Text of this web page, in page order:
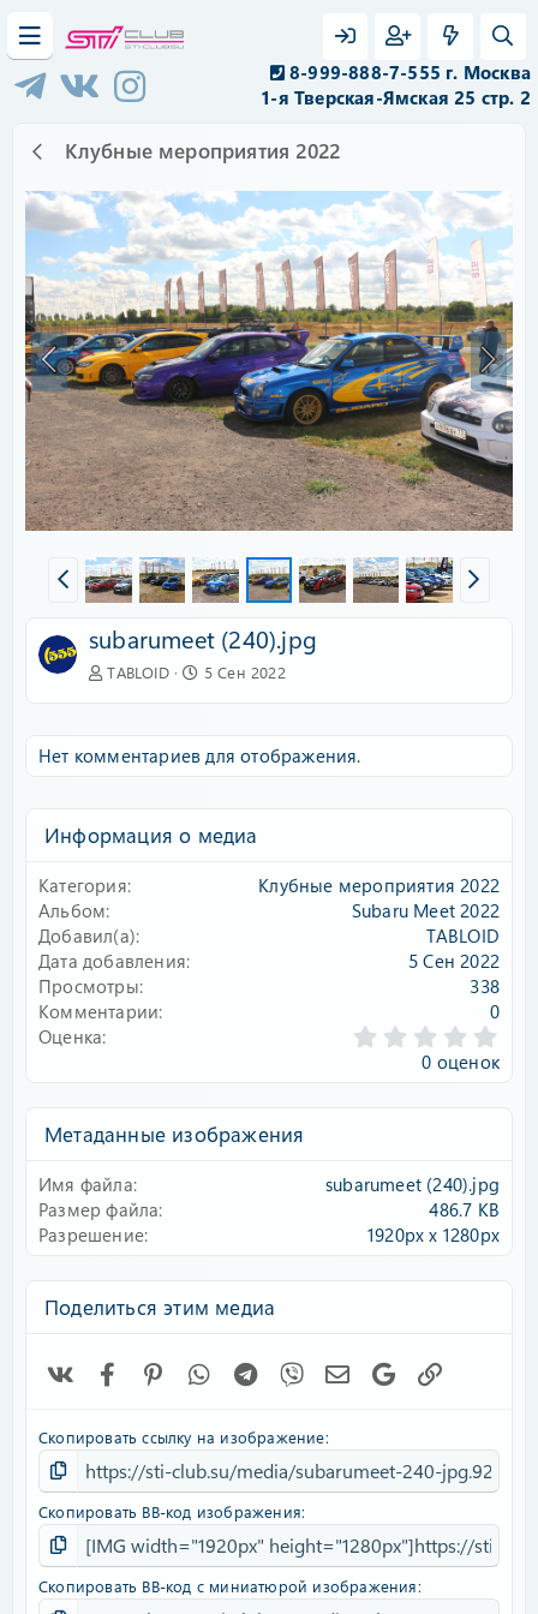
8-999-888-7-555 г. Москва
1-я Тверская-Ямская 25 стр. 2
Клубные мероприятия 2022
subarumeet (240).jpg
TABLOID 5 Сен 2022
Нет комментариев для отображения.
Информация о медиа
Категория
Клубные мероприятия 2022
Альбом
Subaru Meet 2022
Добавил(а)
TABLOID
Дата добавления
5 Сен 2022
Просмотры
338
Комментарии
0
Оценка
.
0 оценок
Метаданные изображения
Имя файла
subarumeet (240).jpg
Размер файла
486.7 KB
Разрешение
1920px x 1280px
Поделиться этим медиа
FacebookPinterestWhatsAppTelegram
Viber Электронная почта
Google
Скопировать ссылку на изображение
Скопировать BB-код изображения
Скопировать BB-код с миниатюрой изображения